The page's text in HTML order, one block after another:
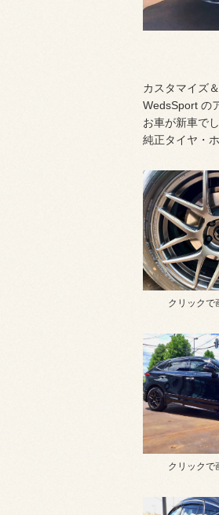
カスタマイズ
WedsSport の
お車が新車で
純正タイヤ・
クリックで
クリックで